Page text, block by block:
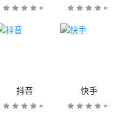
抖音 快手